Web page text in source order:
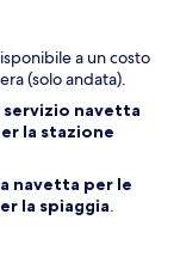
a un costo
(solo andata).
servizio navetta
la stazione
navetta per le
la spiaggia.